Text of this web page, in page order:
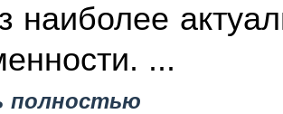
наиболее
...
полностью